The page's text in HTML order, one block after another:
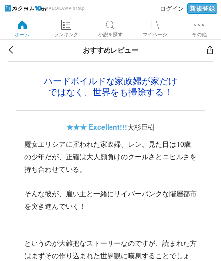
KADOKAWA Group ログイン 新規登録
ホーム ランキング 小説を探す マイページ その他
おすすめレビュー
ハードボイルドな家政婦が家だけ
ではなく、世界をも掃除する！
★★★ Excellent!!!大杉巨樹
魔女エリシアに雇われた家政婦、レン。見た目は10歳
の少年だが、正確は大人顔負けのクールさとニヒルさを
持ち合わせている。
そんな彼が、雇い主と一緒にサイバーパンクな階層都市
を突き進んでいく！
というのが大雑把なストーリーなのですが、読まれた方
はまずその作り込まれた世界観に嘆息することでしょ